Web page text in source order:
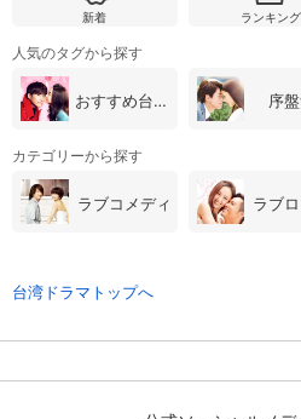
購入明細
購入履歴
レンタル
確認が可
新着 ランキング
人気のタグから探す
おすすめ台湾・中国ドラマ 序
カテゴリーから探す
ラブコメディ ラブ
台湾ドラマトップへ